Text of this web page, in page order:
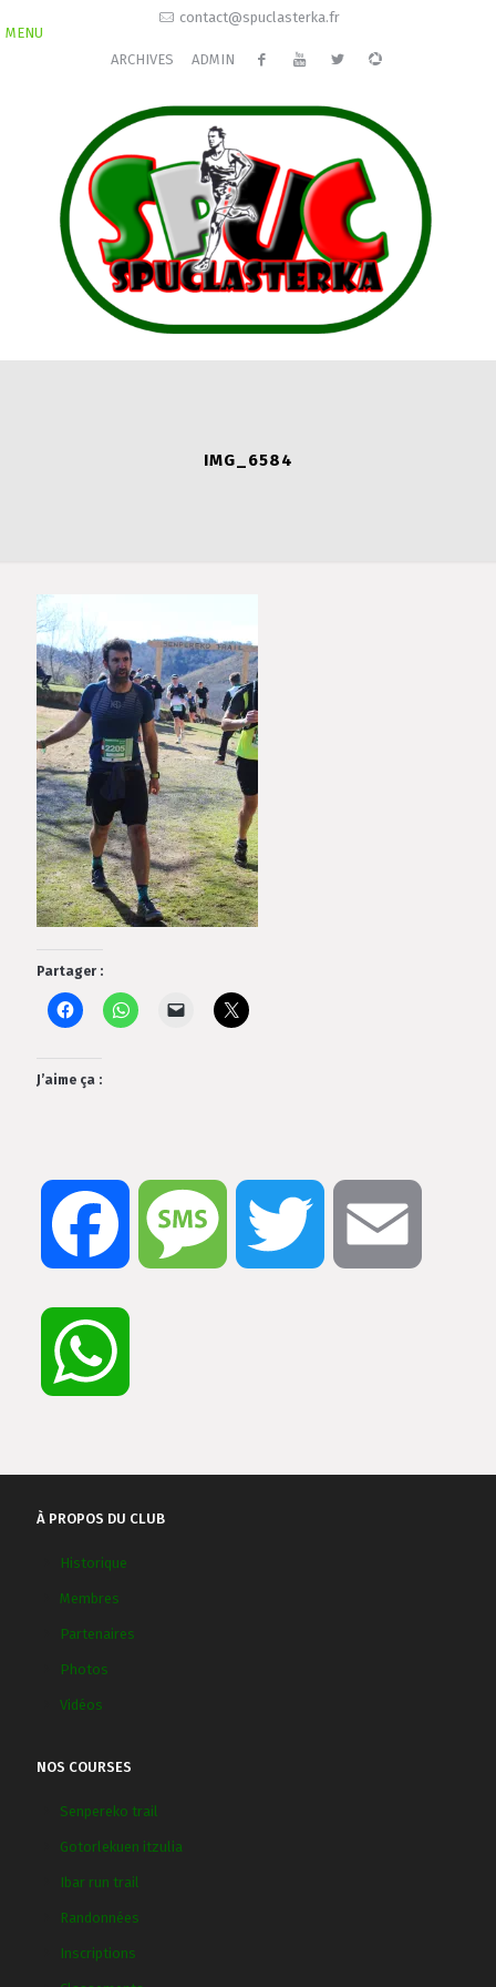
contact@spuclasterka.fr
ARCHIVES ADMIN
MENU
IMG_6584
Partager :
J’aime ça :
Facebook Message Twitter
À PROPOS DU CLUB
Historique
Membres
Partenaires
Photos
Vidéos
NOS COURSES
Senpereko trail
Gotorlekuen itzulia
Ibar run trail
Randonnées
Inscriptions